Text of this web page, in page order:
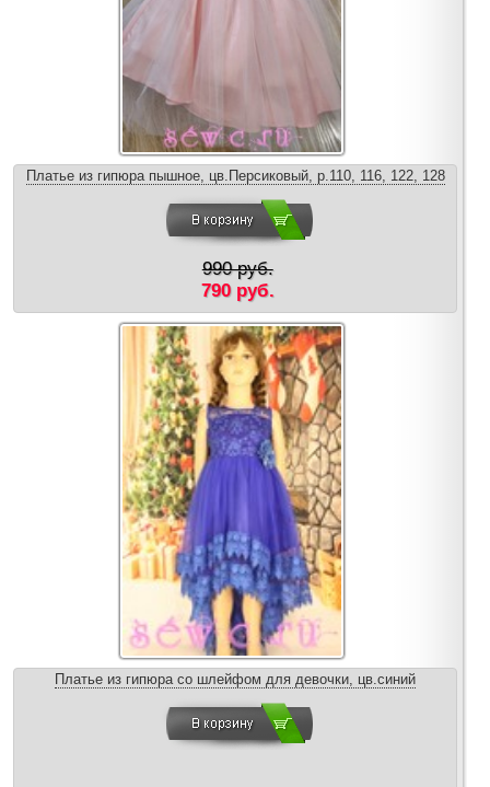
Платье из гипюра пышное, цв.Персиковый, р.110, 116, 122, 128
990 руб.
790 руб.
Платье из гипюра со шлейфом для девочки, цв.синий